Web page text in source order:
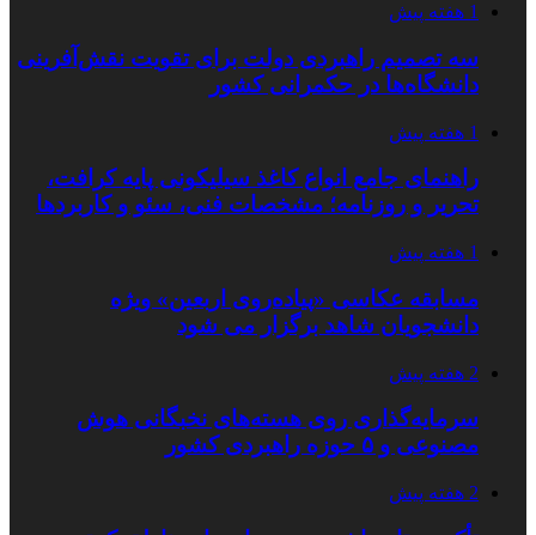
1 هفته پیش
سه تصمیم راهبردی دولت برای تقویت نقش‌آفرینی
دانشگاه‌ها در حکمرانی کشور
1 هفته پیش
راهنمای جامع انواع کاغذ سیلیکونی پایه کرافت،
تحریر و روزنامه؛ مشخصات فنی، سئو و کاربردها
1 هفته پیش
مسابقه عکاسی «پیاده‌روی اربعین» ویژه
دانشجویان شاهد برگزار می شود
2 هفته پیش
سرمایه‌گذاری روی هسته‌های نخبگانی هوش
مصنوعی و ۵ حوزه راهبردی کشور
2 هفته پیش